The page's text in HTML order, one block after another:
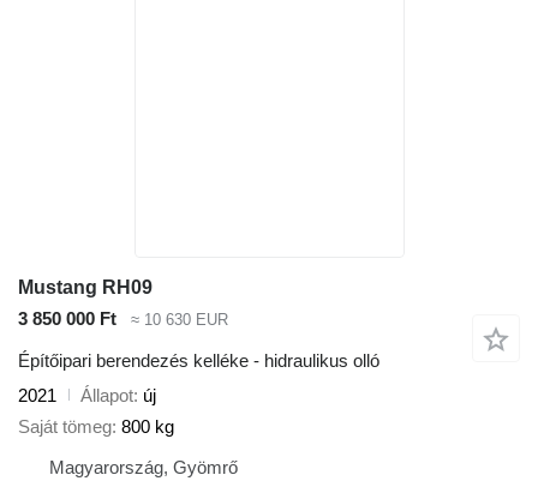
Mustang RH09
3 850 000 Ft
≈ 10 630 EUR
Építőipari berendezés kelléke - hidraulikus olló
2021
Állapot új
Saját tömeg 800 kg
Magyarország, Gyömrő